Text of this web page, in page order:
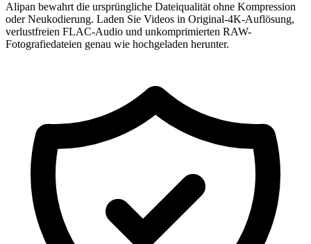
Alipan bewahrt die ursprüngliche Dateiqualität ohne Kompression
oder Neukodierung. Laden Sie Videos in Original-4K-Auflösung,
verlustfreien FLAC-Audio und unkomprimierten RAW-
Fotografiedateien genau wie hochgeladen herunter.